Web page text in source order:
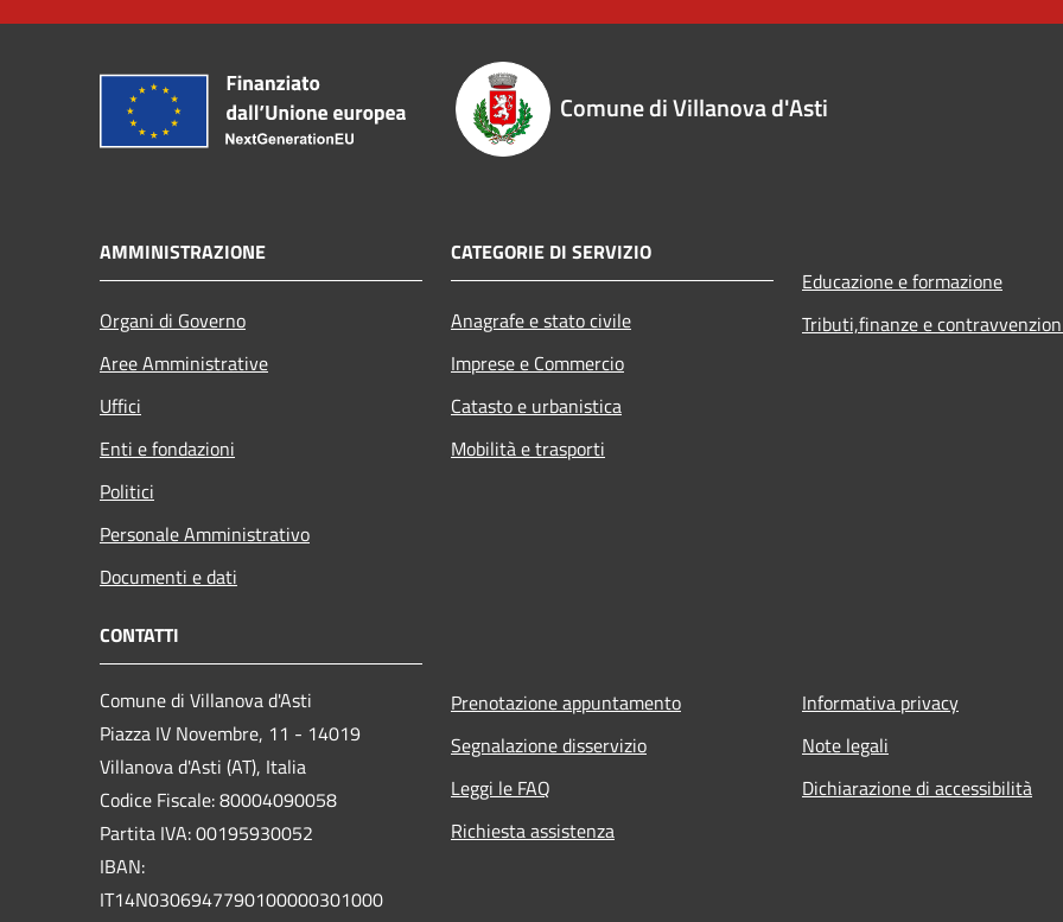
Comune di Villanova d'Asti
AMMINISTRAZIONE
Organi di Governo
Aree Amministrative
Uffici
Enti e fondazioni
Politici
Personale Amministrativo
Documenti e dati
CATEGORIE DI SERVIZIO
Anagrafe e stato civile
Imprese e Commercio
Catasto e urbanistica
Mobilità e trasporti
Educazione e formazione
Tributi,finanze e
CONTATTI
Comune di Villanova d'Asti
Piazza IV Novembre, 11 - 14019
Villanova d'Asti (AT), Italia
Codice Fiscale: 80004090058
Partita IVA: 00195930052
IBAN:
IT14N0306947790100000301000
Prenotazione appuntamento
Segnalazione disservizio
Leggi le FAQ
Richiesta assistenza
Informativa privacy
Note legali
Dichiarazione di accessibilità